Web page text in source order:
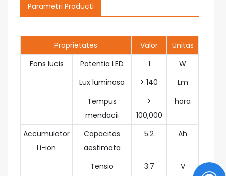
Parametri Producti
Proprietates Valor
Unitas
Fons lucis
Potentia LED 1
W
Lux luminosa
> 140
Lm
Tempus
mendacii
>
100,000
hora
Accumulator
Li-ion
Capacitas
aestimata
5.2 Ah
Tensio
3.7 V